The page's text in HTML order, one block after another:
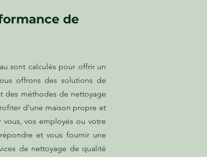
de
sont calculés pour offrir un
offrons des solutions de
des méthodes de nettoyage
d'une maison propre et
vos employés ou votre
et vous fournir une
de nettoyage de qualité